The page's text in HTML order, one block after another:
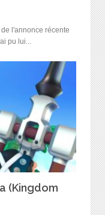
l'annonce récente
pu lui...
(Kingdom